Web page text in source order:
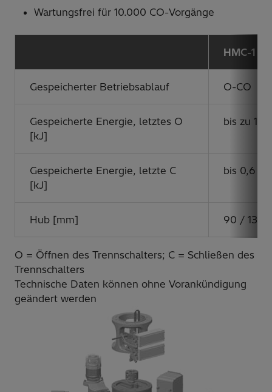
Wartungsfrei für 10.000 CO-Vorgänge
HMC-1
Gespeicherter Betriebsablauf O-CO
Gespeicherte Energie, letztes O
[kJ]
bis zu 1,2
Gespeicherte Energie, letzte C
[kJ]
bis 0,6
Hub [mm] 90 / 135
O = Öffnen des Trennschalters; C = Schließen des
Trennschalters
Technische Daten können ohne Vorankündigung
geändert werden